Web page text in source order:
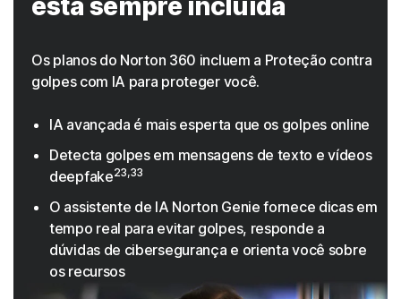
está sempre incluída
Os planos do Norton 360 incluem a Proteção contra
golpes com IA para proteger você.
IA avançada é mais esperta que os golpes online
Detecta golpes em mensagens de texto e vídeos
deepfake23,33
O assistente de IA Norton Genie fornece dicas em
tempo real para evitar golpes, responde a
dúvidas de cibersegurança e orienta você sobre
os recursos